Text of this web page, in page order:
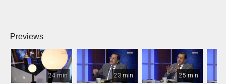
Previews
24 min 23 min 25 min